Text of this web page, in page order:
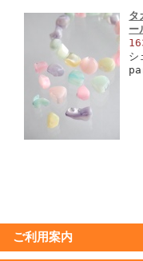
タ
シ
ご利用案内